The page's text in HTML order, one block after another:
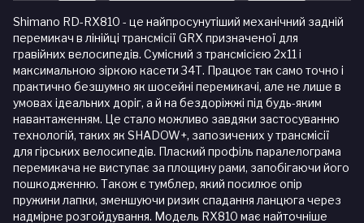
Shimano RD-RX810 - це найпросунутіший механічний задній
перемикач в лінійці трансмісії GRX призначеної для
гравійних велосипедів. Сумісний з трансмісією 2х11 і
максимальною зіркою касети 34Т. Працює так само точно і
практично безшумно як шосейні перемикачі, але не лише в
умовах ідеальних доріг, а й на бездоріжжі під будь-яким
навантаженням. Це стало можливо завдяки застосуванню
технологій, таких як SHADOW+, запозичених у трансмісії
для гірських велосипедів. Плаский профіль паралелограма
перемикача не виступає за площину рами, запобігаючи його
пошкодженню. Також є тумблер, який посилює опір
пружини лапки, зменшуючи ризик спадання ланцюга через
надмірне розгойдування. Модель RX810 має найточніше